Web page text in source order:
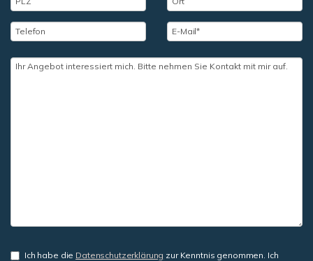
Ich habe die Datenschutzerklärung zur Kenntnis genommen. Ich